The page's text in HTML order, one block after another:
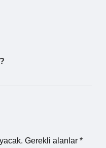
Gerekli alanlar *